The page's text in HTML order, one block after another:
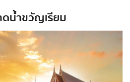
น้ำขวัญเรียม